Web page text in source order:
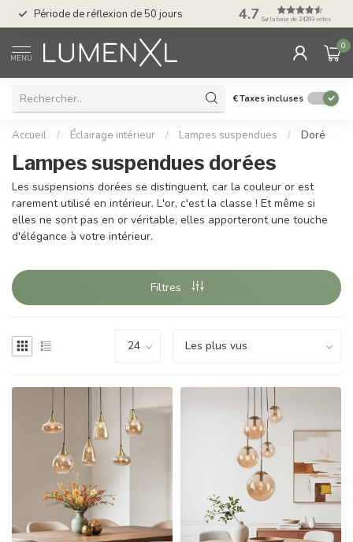
Période de réflexion de 50 jours Service : du lundi
17.00
4.7 Sur la base de 24393 votes
MENU
0
€Taxes incluses
Accueil / Éclairage intérieur / Lampes suspendues / Doré
Lampes suspendues dorées
Les suspensions dorées se distinguent, car la couleur or est
rarement utilisé en intérieur. L'or, c'est la classe ! Et même si
elles ne sont pas en or véritable, elles apporteront une touche
d'élégance à votre intérieur.
Filtres